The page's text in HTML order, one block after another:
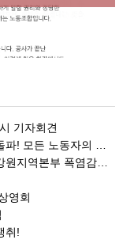
기자회견
취! 민주노총 7.15 총파업대회
염감시단 선포 기자회견
영회
취!